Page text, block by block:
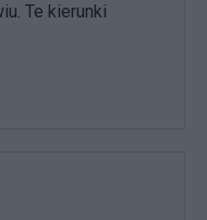
Te kierunki